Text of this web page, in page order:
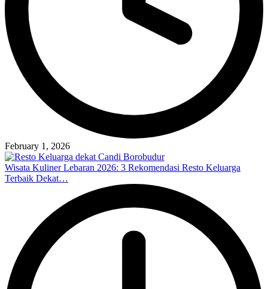
February 1, 2026
Wisata Kuliner Lebaran 2026: 3 Rekomendasi Resto Keluarga
Terbaik Dekat…